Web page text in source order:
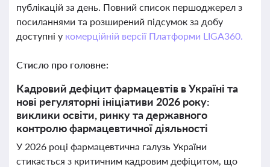
публікацій за день. Повний список першоджерел з
посиланнями та розширений підсумок за добу
доступні у комерційній версії Платформи LIGA360.
Стисло про головне:
Кадровий дефіцит фармацевтів в Україні та
нові регуляторні ініціативи 2026 року:
виклики освіти, ринку та державного
контролю фармацевтичної діяльності
У 2026 році фармацевтична галузь України
стикається з критичним кадровим дефіцитом, що